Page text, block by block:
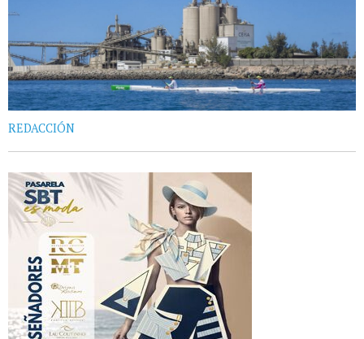
REDACCIÓN